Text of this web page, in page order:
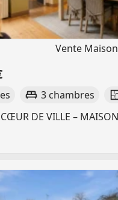
Vente
3 chambres
DE VILLE –